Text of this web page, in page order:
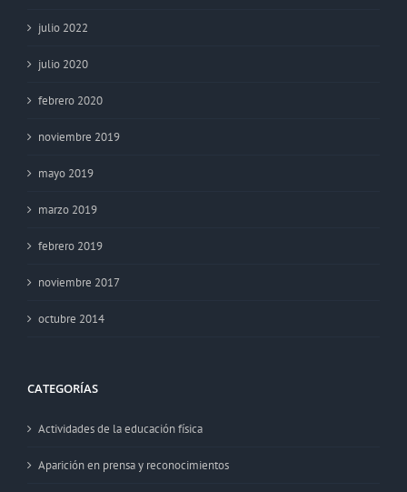
julio 2022
julio 2020
febrero 2020
noviembre 2019
mayo 2019
marzo 2019
febrero 2019
noviembre 2017
octubre 2014
CATEGORÍAS
Actividades de la educación física
Aparición en prensa y reconocimientos